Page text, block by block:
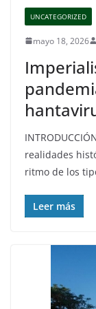
UNCATEGORIZED
mayo 18, 2026
realidades
ritmo de los
Leer más